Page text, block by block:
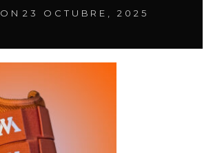
ON 23 OCTUBRE, 2025